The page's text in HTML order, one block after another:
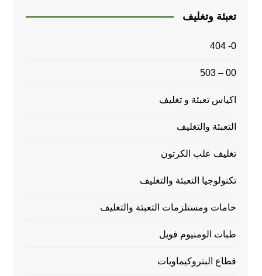
تعبئة وتغليف
0- 404
00 – 503
اكياس تعبئة و تغليف
التعبئة والتغليف
تغليف علب الكرتون
تكنولوجيا التعبئة والتغليف
خامات ومستلزمات التعبئة والتغليف
طبات الومنيوم فويل
قطاع البتروكيماويات